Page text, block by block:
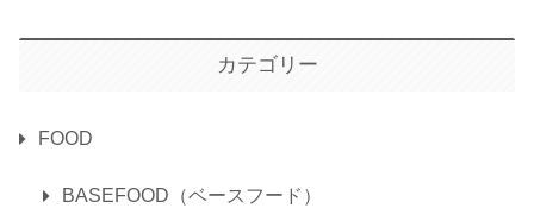
カテゴリー
FOOD
BASEFOOD（ベースフード）